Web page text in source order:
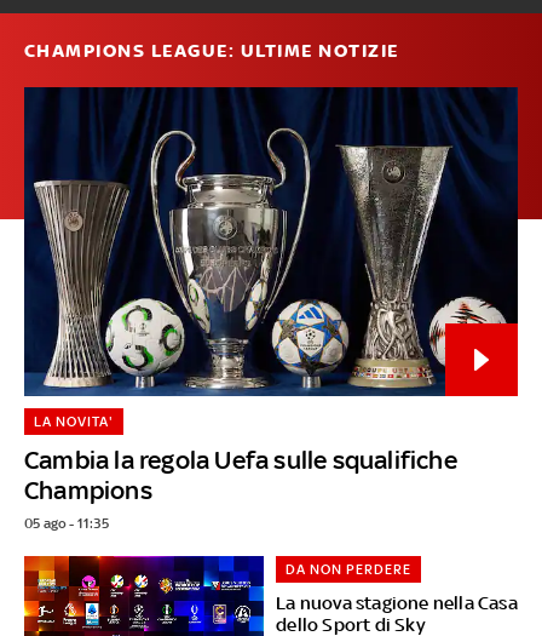
CHAMPIONS LEAGUE: ULTIME NOTIZIE
Cambia la regola Uefa sulle squalifiche
Champions
LA NOVITA'
05 ago - 11:35
La nuova stagione nella Casa
dello Sport di Sky
DA NON PERDERE